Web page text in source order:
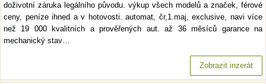
doživotní záruka legálního původu. výkup všech modelů a značek, férové
ceny, peníze ihned a v hotovosti. automat, čr,1.maj, exclusive, navi více
než 19 000 kvalitních a prověřených aut. až 36 měsíců garance na
mechanický stav…
Zobrazit inzerát